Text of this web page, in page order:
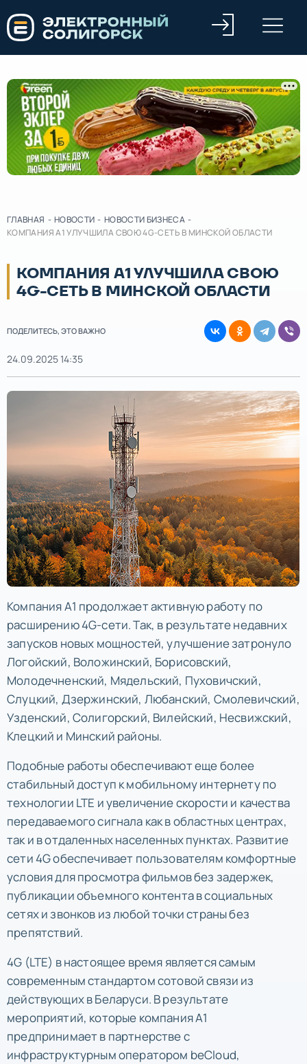
ГЛАВНАЯ - НОВОСТИ - НОВОСТИ БИЗНЕСА -
КОМПАНИЯ А1 УЛУЧШИЛА СВОЮ 4G-СЕТЬ В МИНСКОЙ ОБЛАСТИ
КОМПАНИЯ А1 УЛУЧШИЛА СВОЮ
4G-СЕТЬ В МИНСКОЙ ОБЛАСТИ
ПОДЕЛИТЕСЬ, ЭТО ВАЖНО
24.09.2025 14:35
Компания А1 продолжает активную работу по
расширению 4G-сети. Так, в результате недавних
запусков новых мощностей, улучшение затронуло
Логойский, Воложинский, Борисовский,
Молодечненский, Мядельский, Пуховичский,
Слуцкий, Дзержинский, Любанский, Смолевичский,
Узденский, Солигорский, Вилейский, Несвижский,
Клецкий и Минский районы.
Подобные работы обеспечивают еще более
стабильный доступ к мобильному интернету по
технологии LTE и увеличение скорости и качества
передаваемого сигнала как в областных центрах,
так и в отдаленных населенных пунктах. Развитие
сети 4G обеспечивает пользователям комфортные
условия для просмотра фильмов без задержек,
публикации объемного контента в социальных
сетях и звонков из любой точки страны без
препятствий.
4G (LTE) в настоящее время является самым
современным стандартом сотовой связи из
действующих в Беларуси. В результате
мероприятий, которые компания А1
предпринимает в партнерстве с
инфраструктурным оператором beСloud,